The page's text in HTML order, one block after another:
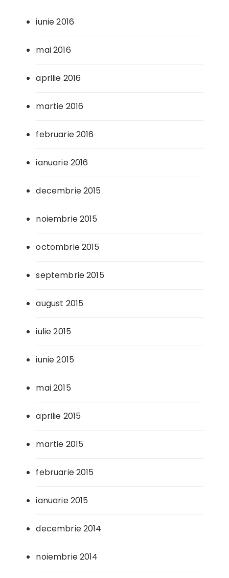
iunie 2016
mai 2016
aprilie 2016
martie 2016
februarie 2016
ianuarie 2016
decembrie 2015
noiembrie 2015
octombrie 2015
septembrie 2015
august 2015
iulie 2015
iunie 2015
mai 2015
aprilie 2015
martie 2015
februarie 2015
ianuarie 2015
decembrie 2014
noiembrie 2014